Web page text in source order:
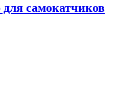
самокатчиков